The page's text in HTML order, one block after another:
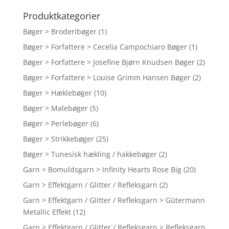
Produktkategorier
Bøger > Broderibøger (1)
Bøger > Forfattere > Cecelia Campochiaro Bøger (1)
Bøger > Forfattere > Josefine Bjørn Knudsen Bøger (2)
Bøger > Forfattere > Louise Grimm Hansen Bøger (2)
Bøger > Hæklebøger (10)
Bøger > Malebøger (5)
Bøger > Perlebøger (6)
Bøger > Strikkebøger (25)
Bøger > Tunesisk hækling / hakkebøger (2)
Garn > Bomuldsgarn > Infinity Hearts Rose Big (20)
Garn > Effektgarn / Glitter / Refleksgarn (2)
Garn > Effektgarn / Glitter / Refleksgarn > Gütermann
Metallic Effekt (12)